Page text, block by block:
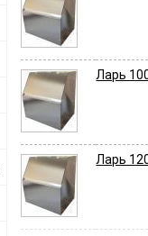
Ларь
Ларь